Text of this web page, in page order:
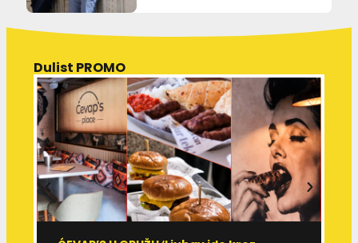
Dulist PROMO